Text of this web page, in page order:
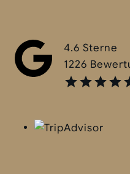
4.6 Sterne
1226